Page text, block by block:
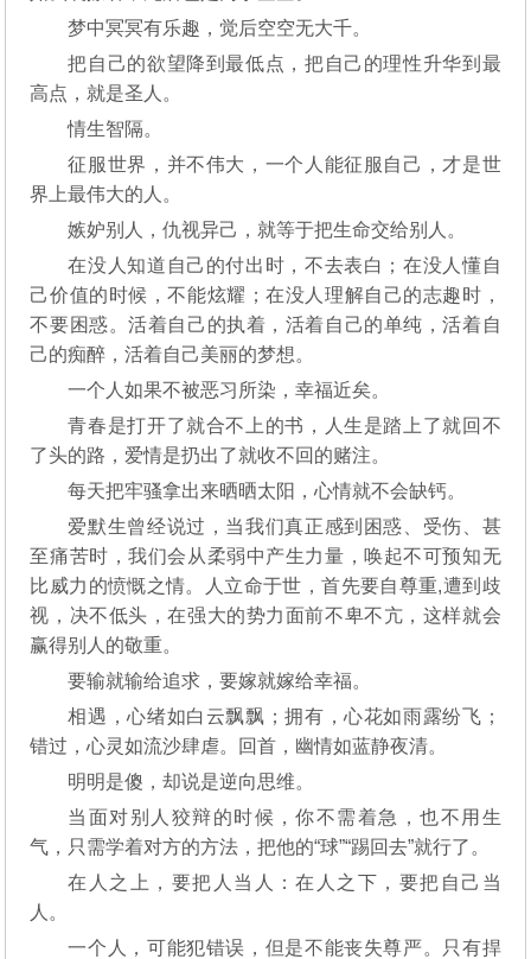
梦中冥冥有乐趣，觉后空空无大千。
把自己的欲望降到最低点，把自己的理性升华到最
高点，就是圣人。
情生智隔。
征服世界，并不伟大，一个人能征服自己，才是世
界上最伟大的人。
嫉妒别人，仇视异己，就等于把生命交给别人。
在没人知道自己的付出时，不去表白；在没人懂自
己价值的时候，不能炫耀；在没人理解自己的志趣时，
不要困惑。活着自己的执着，活着自己的单纯，活着自
己的痴醉，活着自己美丽的梦想。
一个人如果不被恶习所染，幸福近矣。
青春是打开了就合不上的书，人生是踏上了就回不
了头的路，爱情是扔出了就收不回的赌注。
每天把牢骚拿出来晒晒太阳，心情就不会缺钙。
爱默生曾经说过，当我们真正感到困惑、受伤、甚
至痛苦时，我们会从柔弱中产生力量，唤起不可预知无
比威力的愤慨之情。人立命于世，首先要自尊重,遭到歧
视，决不低头，在强大的势力面前不卑不亢，这样就会
赢得别人的敬重。
要输就输给追求，要嫁就嫁给幸福。
相遇，心绪如白云飘飘；拥有，心花如雨露纷飞；
错过，心灵如流沙肆虐。回首，幽情如蓝静夜清。
明明是傻，却说是逆向思维。
当面对别人狡辩的时候，你不需着急，也不用生
气，只需学着对方的方法，把他的“球”“踢回去”就行了。
在人之上，要把人当人：在人之下，要把自己当
人。
一个人，可能犯错误，但是不能丧失尊严。只有捍